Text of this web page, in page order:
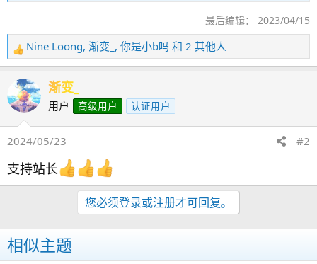
最后编辑： 2023/04/15
反
馈
：
Nine Loong, 渐变_ , 你是小b吗 和 2 其他人
渐变_
用户 高级用户 认证用户
2024/05/23 #2
支持站长
您必须登录或注册才可回复。
相似主题